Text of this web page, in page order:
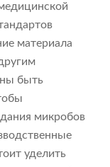
материала
быть
микробов
уделить